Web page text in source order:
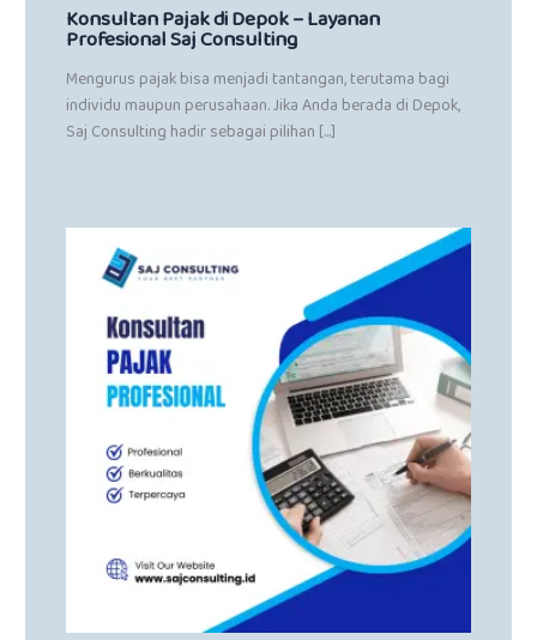
Konsultan Pajak di Depok – Layanan
Profesional Saj Consulting
Mengurus pajak bisa menjadi tantangan, terutama bagi
individu maupun perusahaan. Jika Anda berada di Depok,
Saj Consulting hadir sebagai pilihan […]